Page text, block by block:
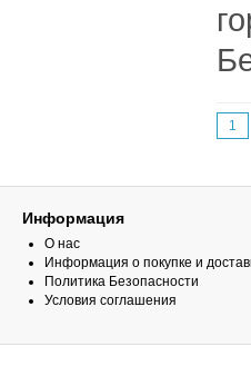
1
Информация
О нас
Информация о покупке и
Политика Безопасности
Условия соглашения